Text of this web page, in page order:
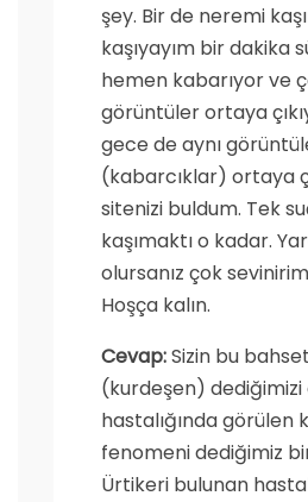
şey. Bir de neremi
kaşıyayım bir dakika
hemen kabarıyor ve
görüntüler ortaya
gece de aynı
(kabarcıklar) ortaya
sitenizi buldum. Tek
kaşımaktı o kadar.
olursanız çok
Hoşça kalın.
Cevap:Sizin bu
(kurdeşen) dediğimizi
hastalığında görülen
fenomeni dediğimiz
Ürtikeri bulunan